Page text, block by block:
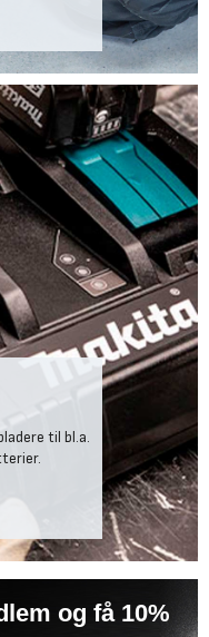
til bl.a.
og få 10%